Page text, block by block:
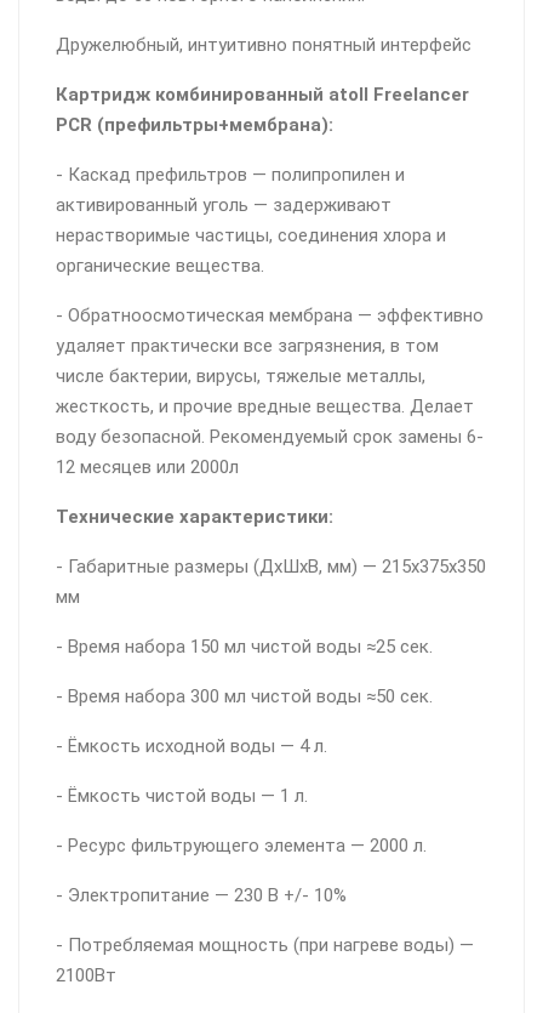
Дружелюбный, интуитивно понятный интерфейс
Картридж комбинированный atoll Freelancer
PCR (префильтры+мембрана):
- Каскад префильтров — полипропилен и
активированный уголь — задерживают
нерастворимые частицы, соединения хлора и
органические вещества.
- Обратноосмотическая мембрана — эффективно
удаляет практически все загрязнения, в том
числе бактерии, вирусы, тяжелые металлы,
жесткость, и прочие вредные вещества. Делает
воду безопасной. Рекомендуемый срок замены 6-
12 месяцев или 2000л
Технические характеристики:
- Габаритные размеры (ДхШхВ, мм) — 215х375х350
мм
- Время набора 150 мл чистой воды ≈25 сек.
- Время набора 300 мл чистой воды ≈50 сек.
- Ёмкость исходной воды — 4 л.
- Ёмкость чистой воды — 1 л.
- Ресурс фильтрующего элемента — 2000 л.
- Электропитание — 230 В +/- 10%
- Потребляемая мощность (при нагреве воды) —
2100Вт